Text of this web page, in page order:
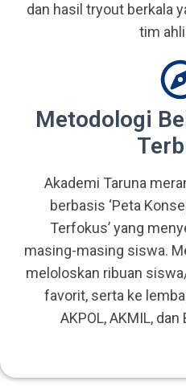
dan hasil tryout berkala
tim
Metodologi
Akademi Taruna
berbasis ‘Peta
Terfokus’ yang
masing-masing siswa.
meloloskan ribuan
favorit, serta ke
AKPOL, AKMIL,